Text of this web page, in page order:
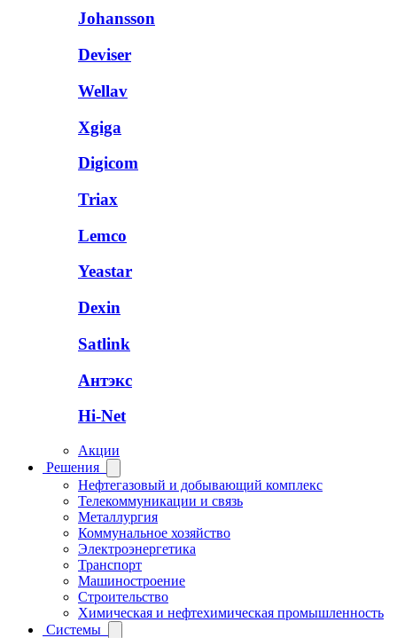
Johansson
Deviser
Wellav
Xgiga
Digicom
Triax
Lemco
Yeastar
Dexin
Satlink
Антэкс
Hi-Net
Акции
Решения
Нефтегазовый и добывающий комплекс
Телекоммуникации и связь
Металлургия
Коммунальное хозяйство
Электроэнергетика
Транспорт
Машиностроение
Строительство
Химическая и нефтехимическая промышленность
Системы